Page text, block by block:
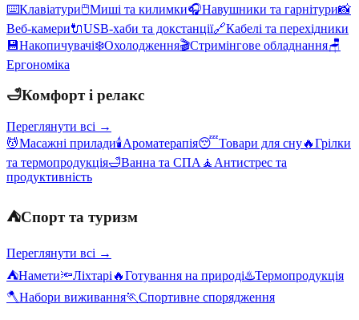
⌨️Клавіатури🖱️Миші та килимки🎧Навушники та гарнітури📸
Веб-камери🔌USB-хаби та докстанції🔗Кабелі та перехідники
💾Накопичувачі❄️Охолодження🎬Стримінгове обладнання🪑
Ергономіка
🛁Комфорт і релакс
Переглянути всі →
💆Масажні прилади🕯️Ароматерапія😴Товари для сну🔥Грілки
та термопродукція🛁Ванна та СПА 🧘 Антистрес та
продуктивність
⛺Спорт та туризм
Переглянути всі →
⛺Намети🔦Ліхтарі 🔥Готування на природі♨️Термопродукція
🪓Набори виживання🏃Спортивне спорядження